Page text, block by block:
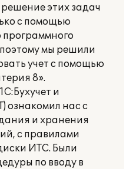
этих задач
с помощью
программного
мы решили
учет с помощью
8».
и
ознакомил нас с
и хранения
с правилами
ИТС. Были
по вводу в